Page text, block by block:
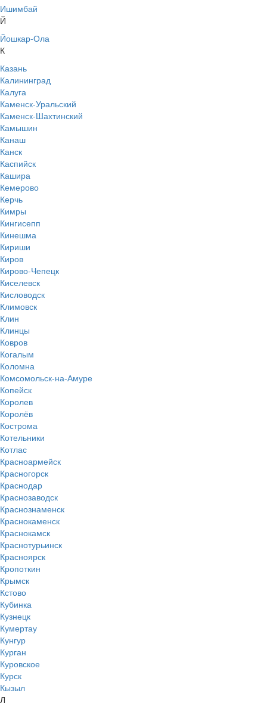
Ишимбай
Й
Йошкар-Ола
К
Казань
Калининград
Калуга
Каменск-Уральский
Каменск-Шахтинский
Камышин
Канаш
Канск
Каспийск
Кашира
Кемерово
Керчь
Кимры
Кингисепп
Кинешма
Кириши
Киров
Кирово-Чепецк
Киселевск
Кисловодск
Климовск
Клин
Клинцы
Ковров
Когалым
Коломна
Комсомольск-на-Амуре
Копейск
Королев
Королёв
Кострома
Котельники
Котлас
Красноармейск
Красногорск
Краснодар
Краснозаводск
Краснознаменск
Краснокаменск
Краснокамск
Краснотурьинск
Красноярск
Кропоткин
Крымск
Кстово
Кубинка
Кузнецк
Кумертау
Кунгур
Курган
Куровское
Курск
Кызыл
Л